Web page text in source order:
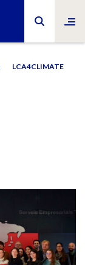
LCA4CLIMATE